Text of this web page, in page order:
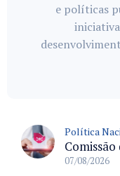
e políticas
Política
07/08/2026